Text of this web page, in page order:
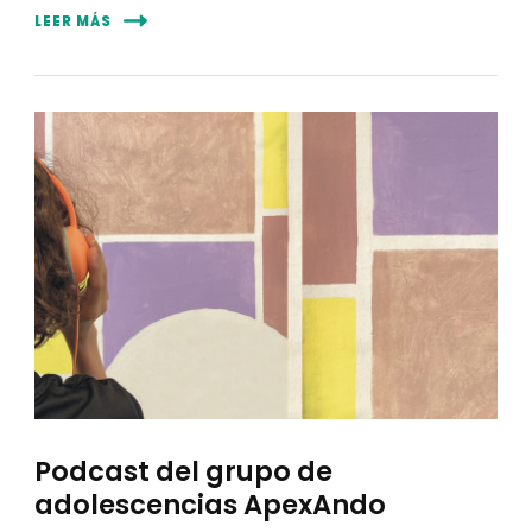
LEER MÁS
Podcast del grupo de
adolescencias ApexAndo